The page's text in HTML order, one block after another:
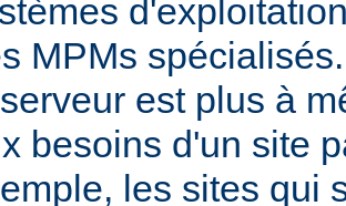
MPMs spécialisés.
est plus à
besoins d'un site
les sites qui